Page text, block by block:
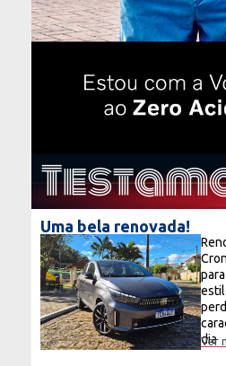
Uma bela renovada!
dia
Ver